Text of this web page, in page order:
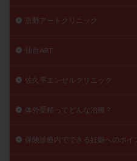
京野アートクリニック
仙台ART
佐久平エンゼルクリニック
体外受精ってどんな治療？
保険診療内でできる妊娠へのポイ